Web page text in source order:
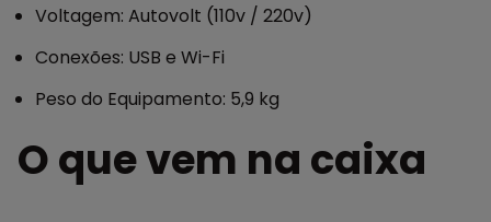
Voltagem: Autovolt (110v / 220v)
Conexões: USB e Wi-Fi
Peso do Equipamento: 5,9 kg
O que vem na caixa